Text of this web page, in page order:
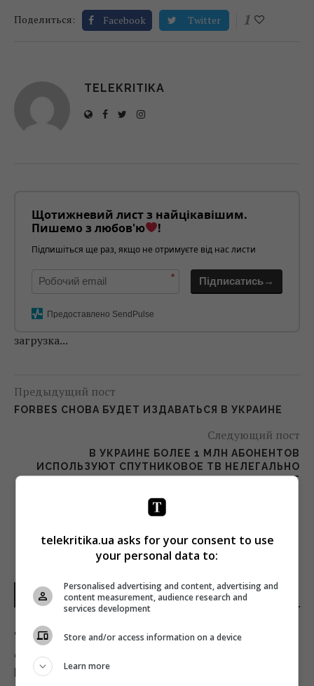
Поделиться: Facebook Twitter 1
TELEKRITIKA
Щотижневий лист з найцікавішим.
Пишемо з любов'ю
!
Підпишіться ще раз, якщо не отримуєте від нас листи
* Підписатись→
Предоставлено SendPulse
загрузка...
Предыдущий пост
FORBES СНОВА БУДЕТ ИЗДАВАТЬСЯ В УКРАИНЕ
Следующий пост
В УКРАИНЕ БОЛЕЕ 1 МЛН АБОНЕНТОВ
ИСПОЛЬЗУЮТ СПУТНИКОВОЕ ТВ НЕЛЕГАЛЬНО
— VIASAT
НОВОСТИ УКРАИНЫ
"Будет волна банкротства": разгром
складов Wildberries больно бьет по РФ, -
Die Welt
telekritika.ua asks for your consent to use
your personal data to:
Personalised advertising and content, advertising and
content measurement, audience research and
services development
Store and/or access information on a device
Learn more